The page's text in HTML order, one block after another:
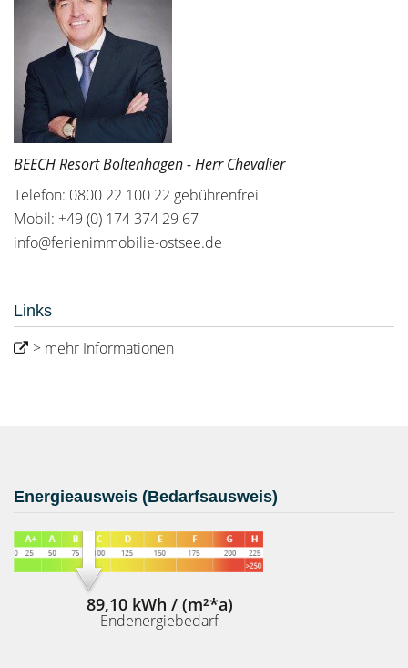
BEECH Resort Boltenhagen - Herr Chevalier
Telefon: 0800 22 100 22 gebührenfrei
Mobil: +49 (0) 174 374 29 67
info@ferienimmobilie-ostsee.de
Links
> mehr Informationen
Energieausweis (Bedarfsausweis)
89,10 kWh / (m²*a)
Endenergiebedarf